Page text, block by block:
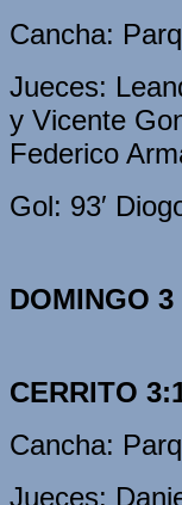
Cancha:
Jueces:
y Vicente
Federico
Gol: 93′
DOMINGO
CERRITO
Cancha:
Jueces: